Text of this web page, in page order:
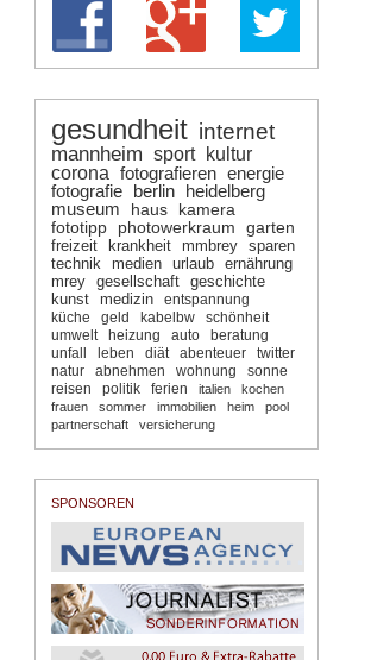
gesundheit internet
mannheim sport
kultur
corona fotografieren energie
fotografie
berlin
heidelberg
museum
haus kamera
fototipp photowerkraum
garten
freizeit
krankheit mmbrey
sparen
technik
medien urlaub
ernährung
mrey
gesellschaft
geschichte
kunst
medizin
entspannung
küche
geld kabelbw
schönheit
umwelt
heizung auto
beratung
unfall
leben diät abenteuer
twitter
natur
abnehmen wohnung
sonne
reisen
politik ferien italien
kochen
frauen
sommer immobilien heim
pool
partnerschaft
versicherung
SPONSOREN